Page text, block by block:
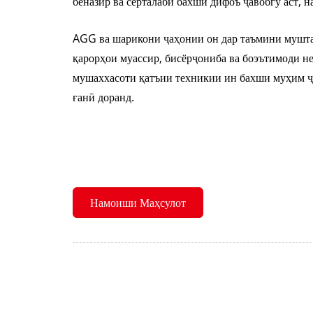
AGG ва шарикони ҷаҳонии он дар таъмини
қарорҳои муассир, бисёрҷониба ва боэътимоди
мушаххасоти қатъии техникии ин бахши муҳим
ғанӣ доранд.
Намоиши Маҳсулот